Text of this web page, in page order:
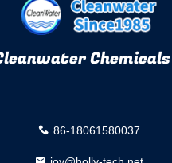
86-18061580037